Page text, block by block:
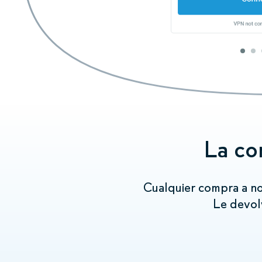
Por
La
Cualquier compra a
Le